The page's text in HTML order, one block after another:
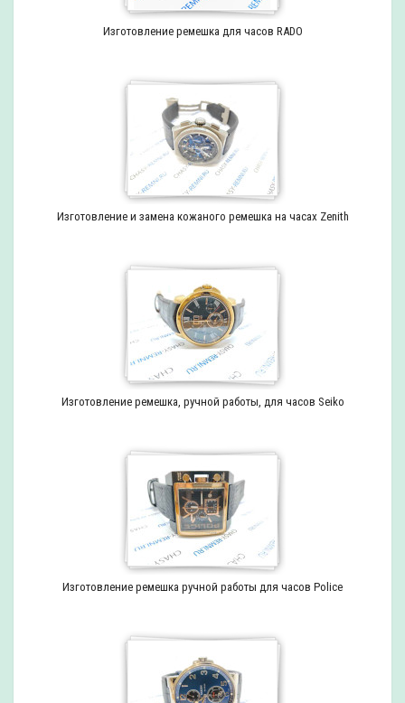
Изготовление ремешка для часов RADO
Изготовление и замена кожаного ремешка на часах Zenith
Изготовление ремешка, ручной работы, для часов Seiko
Изготовление ремешка ручной работы для часов Police